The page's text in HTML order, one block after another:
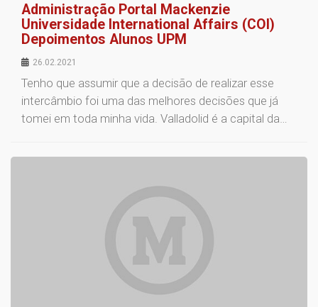
Administração Portal Mackenzie
Universidade International Affairs (COI)
Depoimentos Alunos UPM
26.02.2021
Tenho que assumir que a decisão de realizar esse
intercâmbio foi uma das melhores decisões que já
tomei em toda minha vida. Valladolid é a capital da…